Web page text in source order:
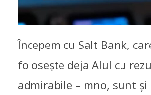
Începem cu Salt Bank,
folosește deja AIul cu
admirabile – mno, sunt și